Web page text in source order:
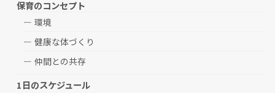
保育のコンセプト
環境
健康な体づくり
仲間との共存
1日のスケジュール